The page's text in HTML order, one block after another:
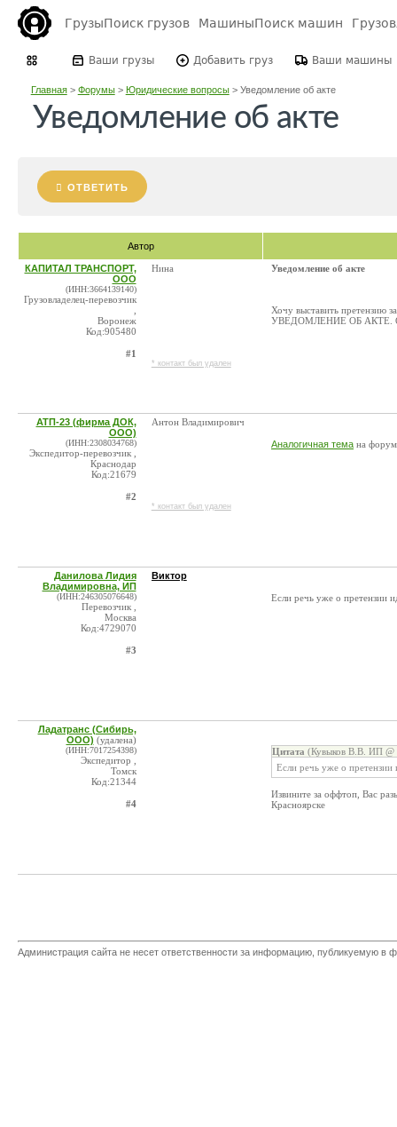
ГрузыПоиск грузов МашиныПоиск машин
Ваши грузы Добавить груз Ваши машины
Главная> Форумы> Юридические вопросы> Уведомление об акте
Уведомление об акте
ОТВЕТИТЬ
Автор
КАПИТАЛ ТРАНСПОРТ,
ООО
(ИНН:3664139140)
Грузовладелец-перевозчик
Воронеж
Код:905480
#1
Нина
* контакт был удален
Уведомление об акте
Хочу выставить претензию
УВЕДОМЛЕНИЕ ОБ АКТЕ.
АТП-23 (фирма ДОК,
ООО)
(ИНН:2308034768)
Экспедитор-перевозчик ,
Краснодар
Код:21679
#2
Антон Владимирович
* контакт был удален
Аналогичная тема на
Данилова Лидия
Владимировна, ИП
(ИНН:246305076648)
Перевозчик ,
Москва
Код:4729070
#3
Виктор
Если речь уже о претензии
Ладатранс (Сибирь,
ООО) (удалена)
(ИНН:7017254398)
Экспедитор ,
Томск
Код:21344
#4
Цитата (Кувыков В.В. ИП @
Если речь уже о
Извините за оффтоп, Вас
Красноярске
Администрация сайта не несет ответственности за информацию, публикуемую